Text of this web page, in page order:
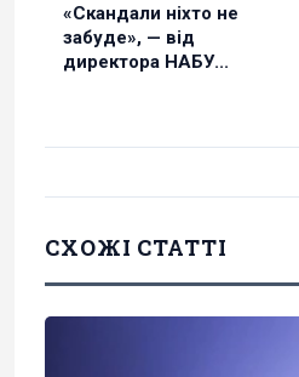
«Скандали ніхто не
забуде», — від
директора НАБУ...
СХОЖІ СТАТТІ